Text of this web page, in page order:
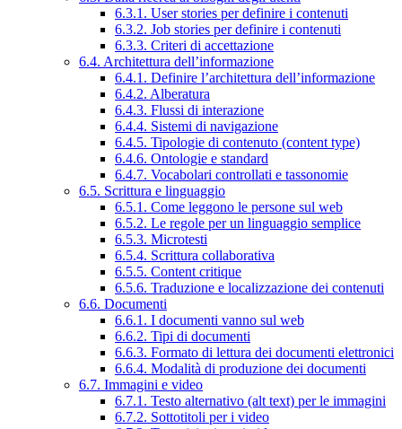
6.3.1. User stories per definire i contenuti
6.3.2. Job stories per definire i contenuti
6.3.3. Criteri di accettazione
6.4. Architettura dell’informazione
6.4.1. Definire l’architettura dell’informazione
6.4.2. Alberatura
6.4.3. Flussi di interazione
6.4.4. Sistemi di navigazione
6.4.5. Tipologie di contenuto (content type)
6.4.6. Ontologie e standard
6.4.7. Vocabolari controllati e tassonomie
6.5. Scrittura e linguaggio
6.5.1. Come leggono le persone sul web
6.5.2. Le regole per un linguaggio semplice
6.5.3. Microtesti
6.5.4. Scrittura collaborativa
6.5.5. Content critique
6.5.6. Traduzione e localizzazione dei contenuti
6.6. Documenti
6.6.1. I documenti vanno sul web
6.6.2. Tipi di documenti
6.6.3. Formato di lettura dei documenti elettronici
6.6.4. Modalità di produzione dei documenti
6.7. Immagini e video
6.7.1. Testo alternativo (alt text) per le immagini
6.7.2. Sottotitoli per i video